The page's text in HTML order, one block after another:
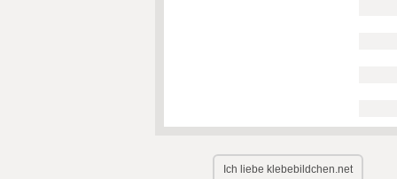
Ich liebe klebebildchen.net